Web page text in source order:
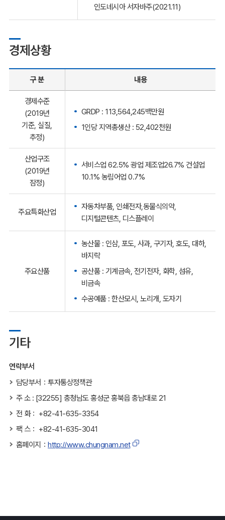
인도네시아 서자바주(2021.11)
경제상황
구 분 내용
경제수준
(2019년
기준, 실질,
추정)
GRDP : 113,564,245백만원
1인당 지역총생산 : 52,402천원
산업구조
(2019년
잠정)
서비스업 62.5% 광업 제조업26.7% 건설업
10.1% 농림어업 0.7%
주요특화산업
자동차부품, 인쇄전자,동물식의약,
디지털콘텐츠, 디스플레이
주요산품
농산물 : 인삼, 포도, 사과, 구기자, 호도, 대하,
바지락
공산품 : 기계금속, 전기전자, 화학, 섬유,
비금속
수공예품 : 한산모시, 노리개, 도자기
기타
연락부서
담당부서：투자통상정책관
주 소 : [32255] 충청남도 홍성군 홍북읍 충남대로 21
전 화： +82-41-635-3354
팩 스： +82-41-635-3041
홈페이지： http://www.chungnam.net